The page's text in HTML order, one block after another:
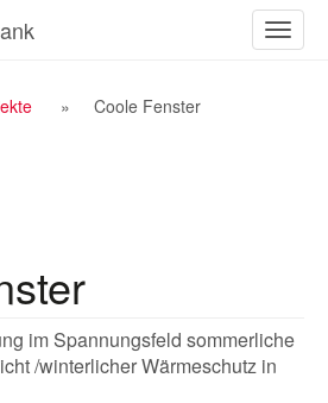
ein-/
Coole Fenster
im Spannungsfeld sommerliche
/winterlicher Wärmeschutz in